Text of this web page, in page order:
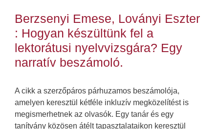
Berzsenyi Emese, Loványi Eszter
: Hogyan készültünk fel a
lektorátusi nyelvvizsgára? Egy
narratív beszámoló.
A cikk a szerzőpáros párhuzamos beszámolója,
amelyen keresztül kétféle inkluzív megközelítést is
megismerhetnek az olvasók. Egy tanár és egy
tanítvány közösen átélt tapasztalataikon keresztül